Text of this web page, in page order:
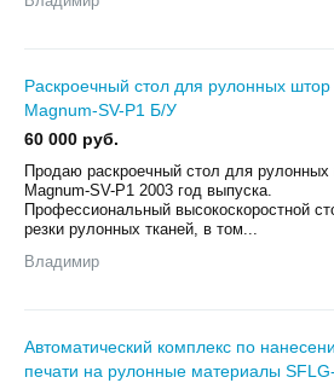
Раскроечный стол для рулонных штор
Magnum-SV-P1 Б/У
60 000 руб.
Продаю раскроечный стол для рулонных
Magnum-SV-P1 2003 год выпуска.
Профессиональный высокоскоростной
резки рулонных тканей, в том...
Владимир
Автоматический комплекс по
печати на рулонные материалы SFLG-